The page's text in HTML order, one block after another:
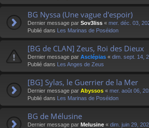
BG Nyssa (Une vague d'espoir)
Dernier message par Sov3liss « mer. déc. 03,
Publié dans Les Marinas de Poséidon
[BG de CLAN] Zeus, Roi des Dieux
Dernier message par Asclépias « dim. sept. 14,
Publié dans Les Anges de Zeus
[BG] Sylas, le Guerrier de la Mer
Dernier message par Abyssos « mer. août 06,
Publié dans Les Marinas de Poséidon
BG de Mélusine
Dernier message par Melusine « dim. juin 29,